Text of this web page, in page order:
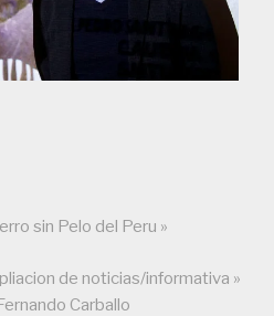
sin Pelo del Peru »
de noticias/informativa »
Carballo